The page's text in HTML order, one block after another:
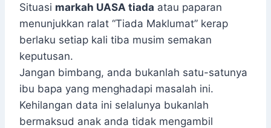
Situasi markah UASA tiada atau paparan
menunjukkan ralat “Tiada Maklumat” kerap
berlaku setiap kali tiba musim semakan
keputusan.
Jangan bimbang, anda bukanlah satu-satunya
ibu bapa yang menghadapi masalah ini.
Kehilangan data ini selalunya bukanlah
bermaksud anak anda tidak mengambil